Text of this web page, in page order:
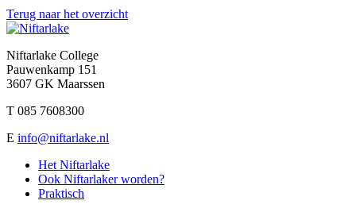
Terug naar het overzicht
Niftarlake College
Pauwenkamp 151
3607 GK Maarssen
T 085 7608300
E info@niftarlake.nl
Het Niftarlake
Ook Niftarlaker worden?
Praktisch